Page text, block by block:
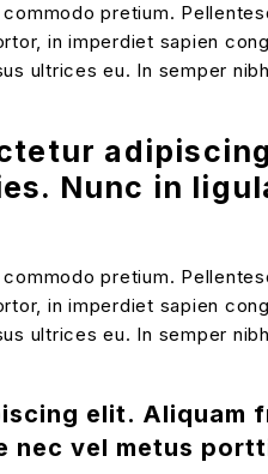
pretium.
in imperdiet sapien
eu. In semper
Nunc in
pretium.
in imperdiet sapien
eu. In semper
elit. Aliquam
nec vel metus